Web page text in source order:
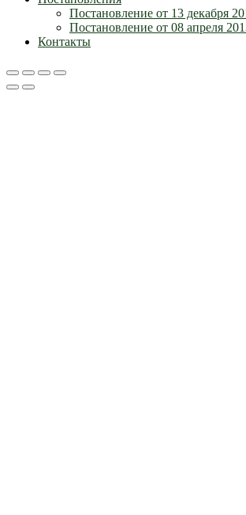
Постановление от 13 декабря
Постановление от 08 апреля
Контакты